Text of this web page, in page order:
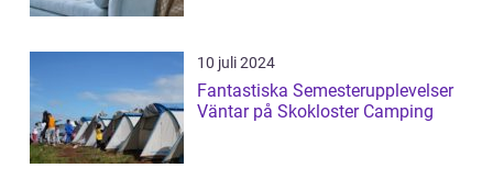
10 juli 2024
Fantastiska Semesterupplevelser
Väntar på Skokloster Camping